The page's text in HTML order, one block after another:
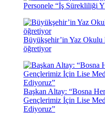
Personele “İş Sürekliliği
Büyükşehir’in Yaz
öğretiyor
Başkan Altay: “Bosna
Gençlerimiz İçin Lise
Ediyoruz”